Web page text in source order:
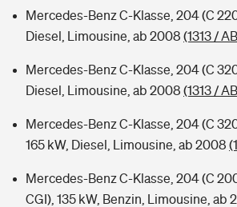
Mercedes-Benz C-Klasse, 204 (C
Diesel, Limousine, ab 2008 (1313 /
Mercedes-Benz C-Klasse, 204 (C
Diesel, Limousine, ab 2008 (1313 /
Mercedes-Benz C-Klasse, 204 (C
165 kW, Diesel, Limousine, ab 2008
Mercedes-Benz C-Klasse, 204 (C
CGI), 135 kW, Benzin, Limousine, ab